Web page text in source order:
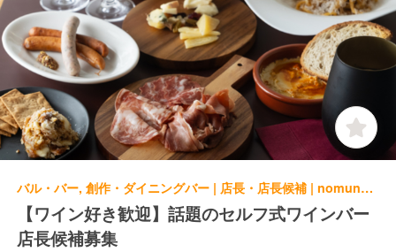
バル・バー, 創作・ダイニングバー | 店長・店長候補 | nomuno（ノムノ） 赤坂本店
【ワイン好き歓迎】話題のセルフ式ワインバー
店長候補募集